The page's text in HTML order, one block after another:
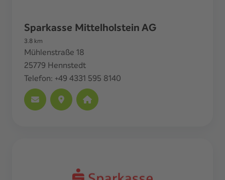
Sparkasse Mittelholstein AG
3.8 km
Mühlenstraße 18
25779 Hennstedt
Telefon: +49 4331 595 8140